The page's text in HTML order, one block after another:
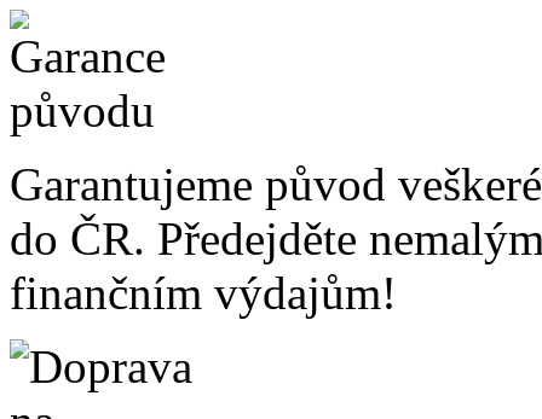
Garantujeme původ
do ČR. Předejděte
finančním výdajům!